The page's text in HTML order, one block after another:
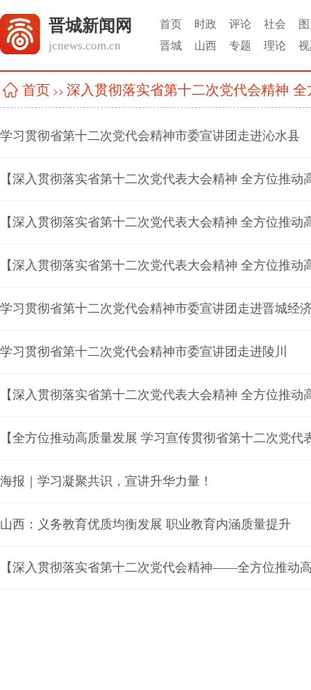
晋城新闻网
jcnews.com.cn
首页 时政 评论 社会
晋城
山西 专题 理论
首页 >> 深入贯彻落实省第十二次党代会精神
学习贯彻省第十二次党代会精神市委宣讲团走进沁水县
【深入贯彻落实省第十二次党代表大会精神 全方位推
学习贯彻省第十二次党代会精神市委宣讲团走进晋城经
学习贯彻省第十二次党代会精神市委宣讲团走进陵川
海报｜学习凝聚共识，宣讲升华力量！
山西：义务教育优质均衡发展 职业教育内涵质量提升
【深入贯彻落实省第十二次党代会精神——全方位推动